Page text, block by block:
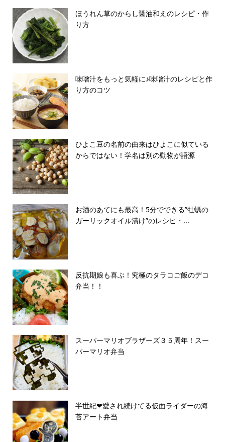
ほうれん草のからし醤油和えのレシピ・作
り方
味噌汁をもっと気軽に♪味噌汁のレシピと作
り方のコツ
ひよこ豆の名前の由来はひよこに似ている
からではない！学名は別の動物が語源
お酒のあてにも最高！5分でできる”牡蠣の
ガーリックオイル漬け”のレシピ・...
反抗期娘も喜ぶ！究極のタラコご飯のデコ
弁当！！
スーパーマリオブラザーズ３５周年！スー
パーマリオ弁当
半世紀❤︎愛され続けてる仮面ライダーの海
苔アート弁当